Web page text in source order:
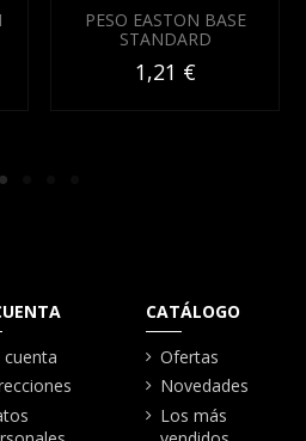
PESO EASTON BASE
STANDARD
1,21 €
cuenta
CATÁLOGO
Ofertas
Novedades
Los más